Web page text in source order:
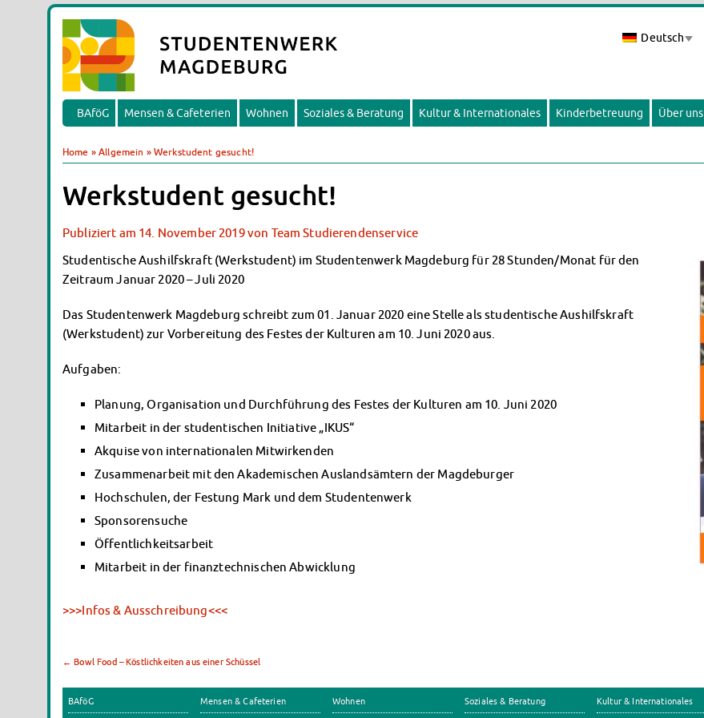
Deutsch
BAföG Mensen & Cafeterien Wohnen Soziales & Beratung Kultur & Internationales Kinderbetreuung Über uns
Home »Allgemein » Werkstudent gesucht!
Werkstudent gesucht!
Publiziert am 14. November 2019von Team Studierendenservice
Studentische Aushilfskraft (Werkstudent) im Studentenwerk Magdeburg für 28 Stunden/Monat für den
Zeitraum Januar 2020 – Juli 2020
Das Studentenwerk Magdeburg schreibt zum 01. Januar 2020 eine Stelle als studentische Aushilfskraft
(Werkstudent) zur Vorbereitung des Festes der Kulturen am 10. Juni 2020 aus.
Aufgaben:
Planung, Organisation und Durchführung des Festes der Kulturen am 10. Juni 2020
Mitarbeit in der studentischen Initiative „IKUS“
Akquise von internationalen Mitwirkenden
Zusammenarbeit mit den Akademischen Auslandsämtern der Magdeburger
Hochschulen, der Festung Mark und dem Studentenwerk
Sponsorensuche
Öffentlichkeitsarbeit
Mitarbeit in der finanztechnischen Abwicklung
>>>Infos & Ausschreibung<<<
← Bowl Food – Köstlichkeiten aus einer Schüssel
BAföG Mensen & Cafeterien Wohnen Soziales & Beratung Kultur & Internationales